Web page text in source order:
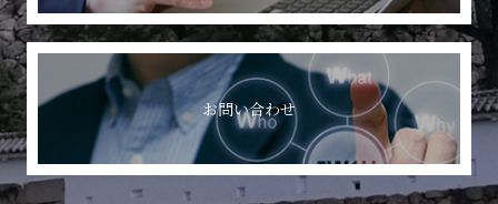
お問い合わせ